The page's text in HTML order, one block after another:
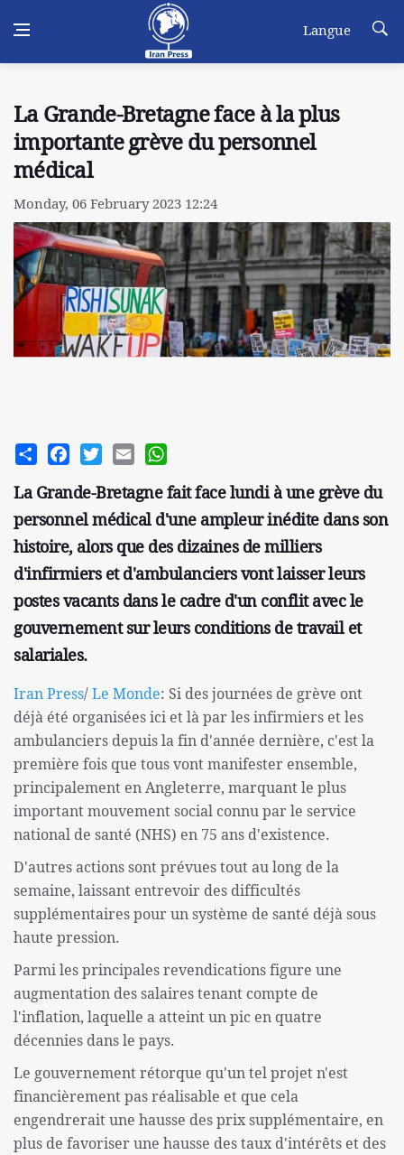
Langue
La Grande-Bretagne face à la plus
importante grève du personnel
médical
Monday, 06 February 2023 12:24
Share FacebookTwitterEmail
La Grande-Bretagne fait face lundi à une grève du
personnel médical d'une ampleur inédite dans son
histoire, alors que des dizaines de milliers
d'infirmiers et d'ambulanciers vont laisser leurs
postes vacants dans le cadre d'un conflit avec le
gouvernement sur leurs conditions de travail et
salariales.
Iran Press/Le Monde: Si des journées de grève ont
déjà été organisées ici et là par les infirmiers et les
ambulanciers depuis la fin d'année dernière, c'est la
première fois que tous vont manifester ensemble,
principalement en Angleterre, marquant le plus
important mouvement social connu par le service
national de santé (NHS) en 75 ans d'existence.
D'autres actions sont prévues tout au long de la
semaine, laissant entrevoir des difficultés
supplémentaires pour un système de santé déjà sous
haute pression.
Parmi les principales revendications figure une
augmentation des salaires tenant compte de
l'inflation, laquelle a atteint un pic en quatre
décennies dans le pays.
Le gouvernement rétorque qu'un tel projet n'est
financièrement pas réalisable et que cela
engendrerait une hausse des prix supplémentaire, en
plus de favoriser une hausse des taux d'intérêts et des